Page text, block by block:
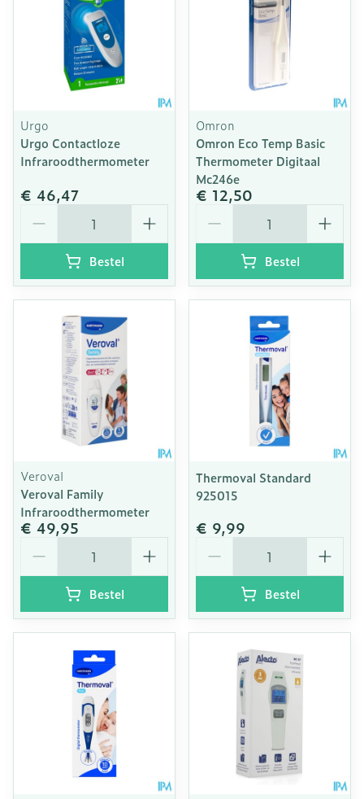
Urgo
Urgo Contactloze
Infraroodthermometer
€ 46,47
Bestel
Omron
Omron Eco Temp Basic
Thermometer Digitaal
Mc246e
€ 12,50
Bestel
Veroval
Veroval Family
Infraroodthermometer
€ 49,95
Bestel
Thermoval Standard
925015
€ 9,99
Bestel